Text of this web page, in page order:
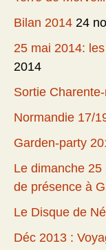
Bilan 2014 24
25 mai 2014:
2014
Sortie
Normandie 17/
Garden-party
Le dimanche
de présence à
Le Disque de
Déc 2013 :